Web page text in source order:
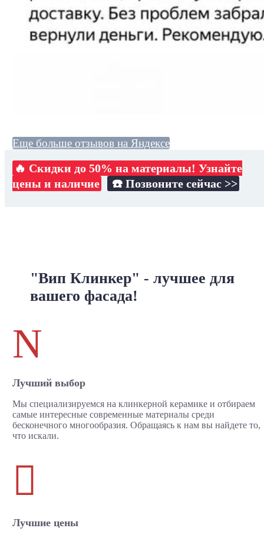
Еще больше отзывов на Яндексе
🔥 Скидки до 50% на материалы! Узнайте
цены и наличие
☎️ Позвоните сейчас >>
"Вип Клинкер" - лучшее для
вашего фасада!
N
Лучший выбор
Мы специализируемся на клинкерной керамике и отбираем
самые интересные современные материалы среди
бесконечного многообразия. Обращаясь к нам вы найдете то,
что искали.

Лучшие цены